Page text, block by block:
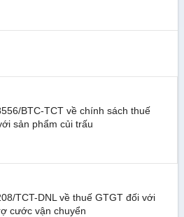
BTC-TCT về chính sách thuế
sản phẩm củi trấu
TCT-DNL về thuế GTGT đối với
cước vận chuyển